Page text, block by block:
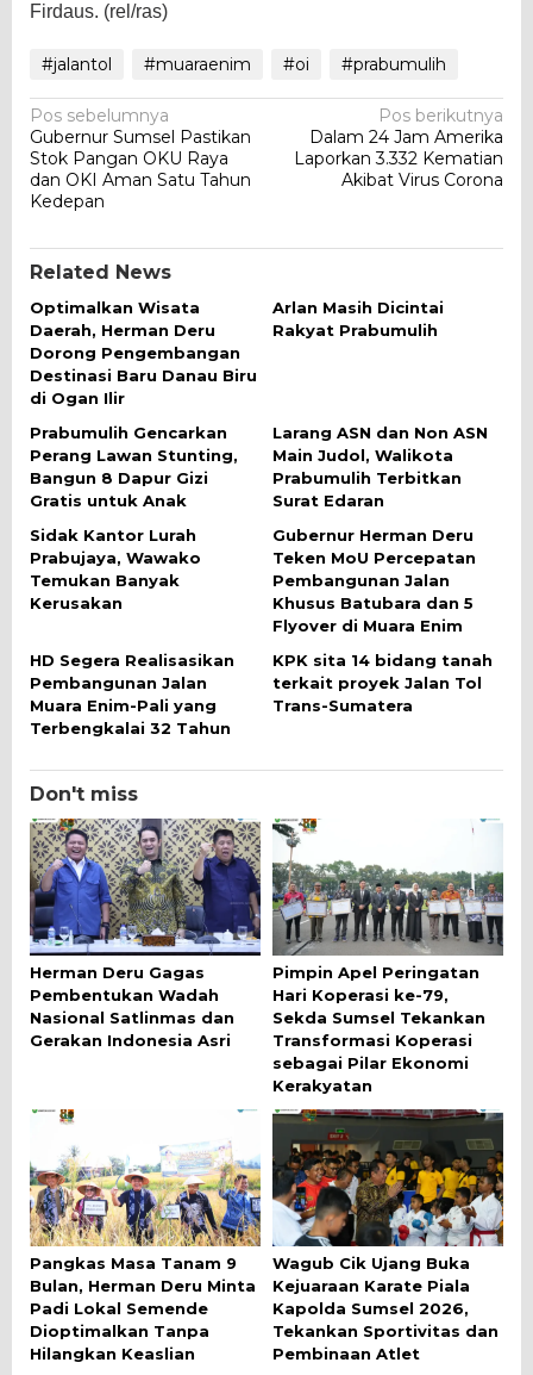
Firdaus. (rel/ras)
#jalantol #muaraenim #oi #prabumulih
Navigasi
pos
Pos sebelumnya
Gubernur Sumsel Pastikan
Stok Pangan OKU Raya
dan OKI Aman Satu Tahun
Kedepan
Pos berikutnya
Dalam 24 Jam Amerika
Laporkan 3.332 Kematian
Akibat Virus Corona
Related News
Optimalkan Wisata
Daerah, Herman Deru
Dorong Pengembangan
Destinasi Baru Danau Biru
di Ogan Ilir
Arlan Masih Dicintai
Rakyat Prabumulih
Prabumulih Gencarkan
Perang Lawan Stunting,
Bangun 8 Dapur Gizi
Gratis untuk Anak
Larang ASN dan Non ASN
Main Judol, Walikota
Prabumulih Terbitkan
Surat Edaran
Sidak Kantor Lurah
Prabujaya, Wawako
Temukan Banyak
Kerusakan
Gubernur Herman Deru
Teken MoU Percepatan
Pembangunan Jalan
Khusus Batubara dan 5
Flyover di Muara Enim
HD Segera Realisasikan
Pembangunan Jalan
Muara Enim-Pali yang
Terbengkalai 32 Tahun
KPK sita 14 bidang tanah
terkait proyek Jalan Tol
Trans-Sumatera
Don't miss
Herman Deru Gagas
Pembentukan Wadah
Nasional Satlinmas dan
Gerakan Indonesia Asri
Pimpin Apel Peringatan
Hari Koperasi ke-79,
Sekda Sumsel Tekankan
Transformasi Koperasi
sebagai Pilar Ekonomi
Kerakyatan
Pangkas Masa Tanam 9
Bulan, Herman Deru Minta
Padi Lokal Semende
Dioptimalkan Tanpa
Hilangkan Keaslian
Wagub Cik Ujang Buka
Kejuaraan Karate Piala
Kapolda Sumsel 2026,
Tekankan Sportivitas dan
Pembinaan Atlet